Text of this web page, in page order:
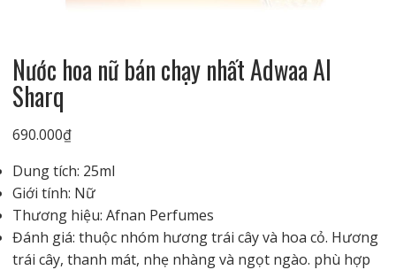
Nước hoa nữ bán chạy nhất Adwaa Al
Sharq
690.000₫
Dung tích: 25ml
Giới tính: Nữ
Thương hiệu: Afnan Perfumes
Đánh giá: thuộc nhóm hương trái cây và hoa cỏ. Hương
trái cây, thanh mát, nhẹ nhàng và ngọt ngào. phù hợp